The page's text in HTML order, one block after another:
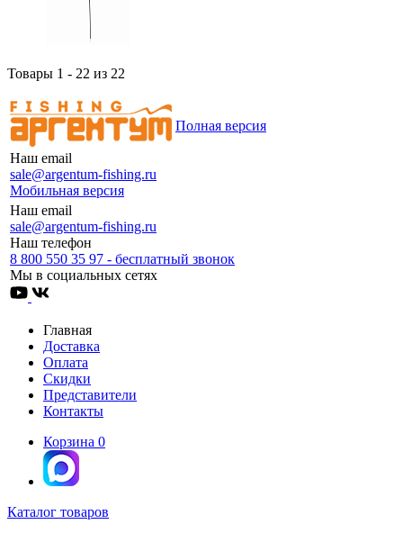
Товары 1 - 22 из 22
Наш email
sale@argentum-fishing.ru
Мобильная версия
Полная версия
Наш email
sale@argentum-fishing.ru
Наш телефон
8 800 550 35 97 - бесплатный звонок
Мы в социальных сетях
Главная
Доставка
Оплата
Скидки
Представители
Контакты
Корзина 0
Каталог товаров